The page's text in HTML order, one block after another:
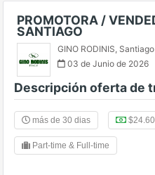
PROMOTORA /
SANTIAGO
GINO RODINIS, Santiago
03 de Junio de 2026
Descripción oferta de
más de 30 dias
Part-time & Full-time